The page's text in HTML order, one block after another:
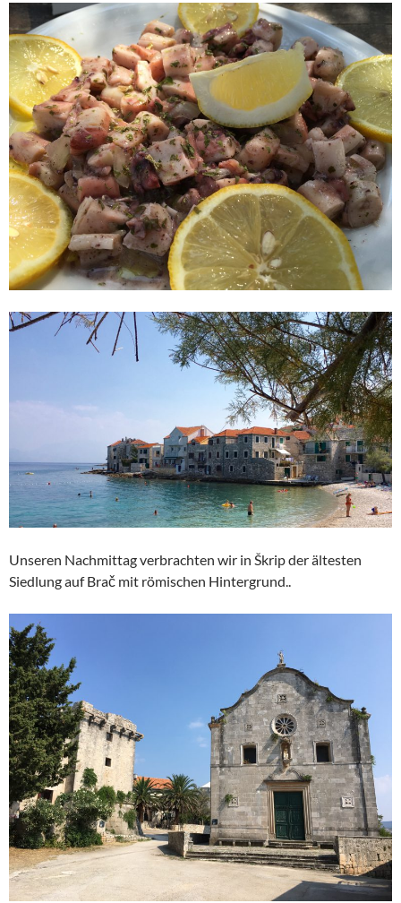
Unseren Nachmittag verbrachten wir in Škrip der ältesten
Siedlung auf Brač mit römischen Hintergrund..